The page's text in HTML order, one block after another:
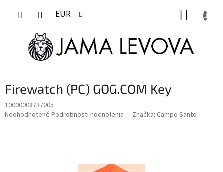
EUR
Firewatch (PC) GOG.COM Key
10000008737005
Priemerné
Neohodnotené Podrobnosti hodnotenia Značka: Campo Santo